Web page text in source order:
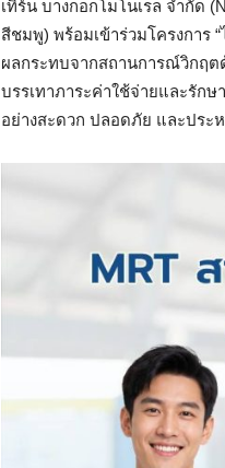
เทิร์น บางกอกโมโนเรล จำกัด
สีชมพู) พร้อมเข้าร่วมโครงการ
ผลกระทบจากสถานการณ์วิกฤ
บรรเทาภาระค่าใช้จ่ายและรัก
อย่างสะดวก ปลอดภัย และประ